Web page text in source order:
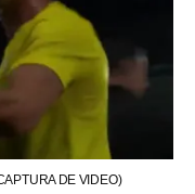
DE VIDEO)